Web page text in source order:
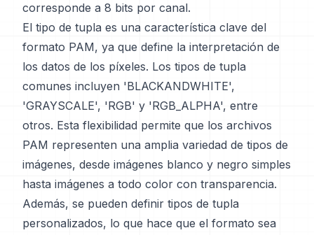
corresponde a 8 bits por canal.
El tipo de tupla es una característica clave del
formato PAM, ya que define la interpretación de
los datos de los píxeles. Los tipos de tupla
comunes incluyen 'BLACKANDWHITE',
'GRAYSCALE', 'RGB' y 'RGB_ALPHA', entre
otros. Esta flexibilidad permite que los archivos
PAM representen una amplia variedad de tipos de
imágenes, desde imágenes blanco y negro simples
hasta imágenes a todo color con transparencia.
Además, se pueden definir tipos de tupla
personalizados, lo que hace que el formato sea